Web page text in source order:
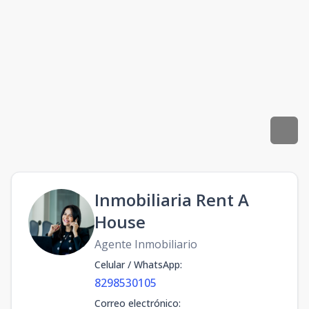
Inmobiliaria Rent A
House
Agente Inmobiliario
Celular / WhatsApp:
8298530105
Correo electrónico: